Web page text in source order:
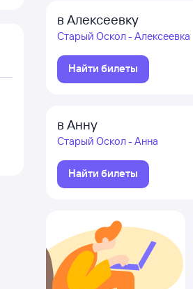
в Алексеевку
Старый Оскол - Алексеевка
Найти билеты
в Анну
Старый Оскол - Анна
Найти билеты